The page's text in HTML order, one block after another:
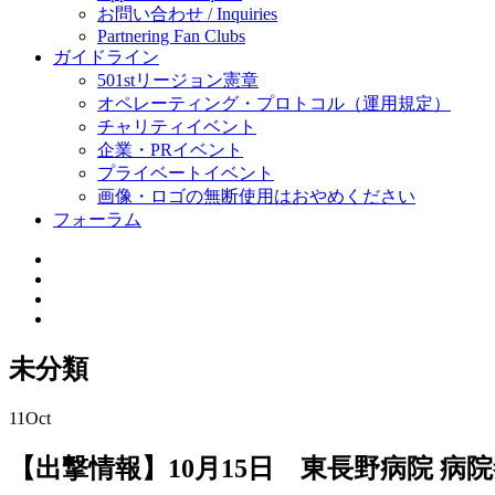
お問い合わせ / Inquiries
Partnering Fan Clubs
ガイドライン
501stリージョン憲章
オペレーティング・プロトコル（運用規定）
チャリティイベント
企業・PRイベント
プライベートイベント
画像・ロゴの無断使用はおやめください
フォーラム
未分類
11Oct
【出撃情報】10月15日 東長野病院 病